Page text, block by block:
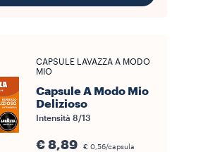
CAPSULE LAVAZZA A MODO
MIO
Capsule A Modo Mio
Delizioso
Intensità 8/13
€ 8,89 € 0,56/capsula